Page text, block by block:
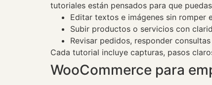
tutoriales están pensados para que
Editar textos e imágenes sin romper
Subir productos o servicios con
Revisar pedidos, responder
Cada tutorial incluye capturas, pasos
WooCommerce para